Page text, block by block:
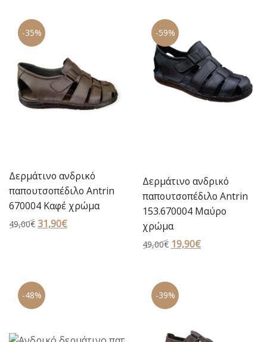
-35%
Δερμάτινο ανδρικό
παπουτσοπέδιλο Antrin
670004 Καφέ χρώμα
49,00€ Original
31,90€Η
-59%
Δερμάτινο ανδρικό
παπουτσοπέδιλο Antrin
153.670004 Μαύρο
χρώμα
49,00€ Original
49,00€.
19,90€Η
-48% -39%